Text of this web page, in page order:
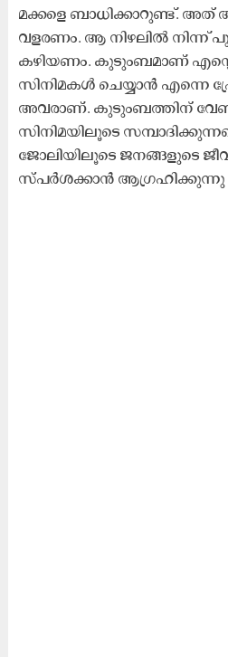
മക്കളെ ബാധിക്കാറുണ്ട്. അത്
വളരണം. ആ നിഴലിൽ നിന്ന്
കഴിയണം. കുടുംബമാണ്
സിനിമകൾ ചെയ്യാൻ എന്നെ
അവരാണ്. കുടുംബത്തിന്
സിനിമയിലൂടെ
ജോലിയിലൂടെ ജനങ്ങളുടെ
സ്പർശക്കാൻ ആഗ്രഹിക്കുന്നു